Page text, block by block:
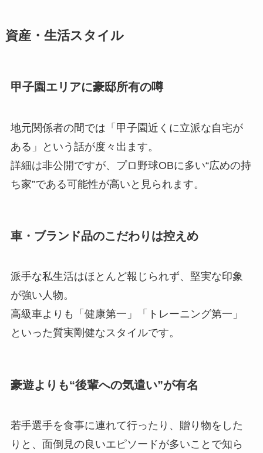
資産・生活スタイル
甲子園エリアに豪邸所有の噂
地元関係者の間では「甲子園近くに立派な自宅が
ある」という話が度々出ます。
詳細は非公開ですが、プロ野球OBに多い“広めの持
ち家”である可能性が高いと見られます。
車・ブランド品のこだわりは控えめ
派手な私生活はほとんど報じられず、堅実な印象
が強い人物。
高級車よりも「健康第一」「トレーニング第一」
といった質実剛健なスタイルです。
豪遊よりも“後輩への気遣い”が有名
若手選手を食事に連れて行ったり、贈り物をした
りと、面倒見の良いエピソードが多いことで知ら